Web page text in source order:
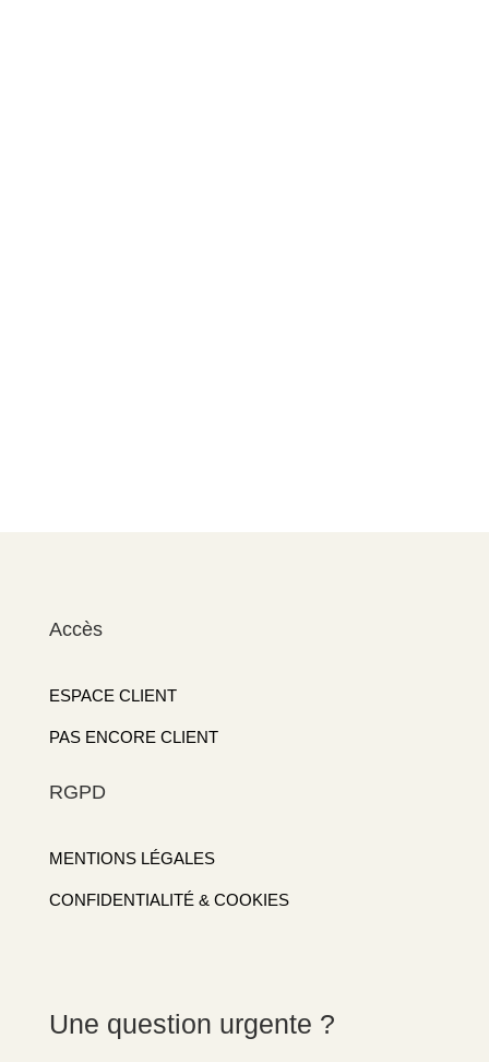
Accès
ESPACE CLIENT
PAS ENCORE CLIENT
RGPD
MENTIONS LÉGALES
CONFIDENTIALITÉ & COOKIES
Une question urgente ?